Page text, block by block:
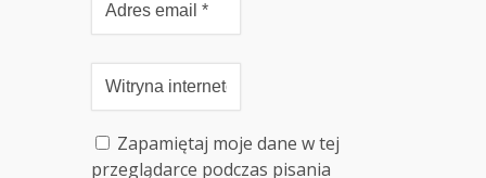
Zapamiętaj moje dane w tej
przeglądarce podczas pisania